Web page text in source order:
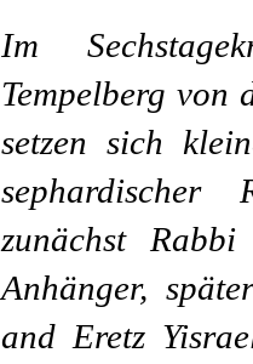
Im
Tempelberg von
setzen sich
sephardischer
zunächst
Anhänger,
and Eretz